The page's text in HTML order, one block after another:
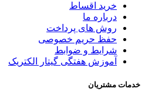
خرید اقساط
درباره ما
روش های پرداخت
حفظ حریم خصوصی
شرایط و ضوابط
آموزش هفتگی گیتار الکتریک
خدمات مشتریان